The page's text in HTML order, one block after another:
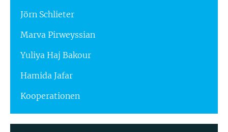
Jörn Schlieter
Marva Pirweyssian
Yuliya Haj Bakour
Hamida Jafar
Kooperationen